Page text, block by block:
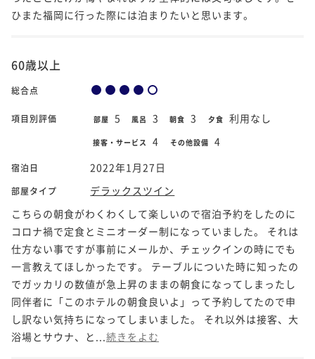
ひまた福岡に行った際には泊まりたいと思います。
60歳以上
総合点
項目別評価 部屋 5 風呂 3 朝食 3 夕食 利用なし
接客・サービス 4 その他設備 4
宿泊日 2022年1月27日
部屋タイプ
デラックスツイン
こちらの朝食がわくわくして楽しいので宿泊予約をしたのに
コロナ禍で定食とミニオーダー制になっていました。 それは
仕方ない事ですが事前にメールか、チェックインの時にでも
一言教えてほしかったです。 テーブルについた時に知ったの
でガッカリの数値が急上昇のままの朝食になってしまったし
同伴者に「このホテルの朝食良いよ」って予約してたので申
し訳ない気持ちになってしまいました。 それ以外は接客、大
浴場とサウナ、と... 続きをよむ